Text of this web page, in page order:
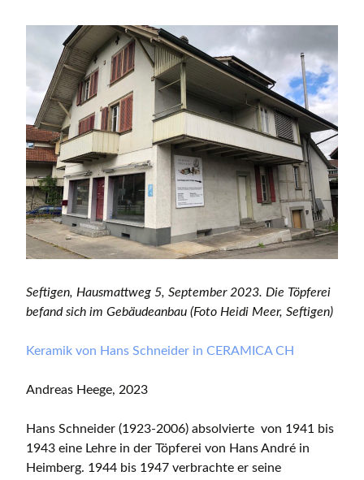
Seftigen, Hausmattweg 5, September 2023. Die Töpferei
befand sich im Gebäudeanbau (Foto Heidi Meer, Seftigen)
Keramik von Hans Schneider in CERAMICA CH
Andreas Heege, 2023
Hans Schneider (1923-2006) absolvierte von 1941 bis
1943 eine Lehre in der Töpferei von Hans André in
Heimberg. 1944 bis 1947 verbrachte er seine